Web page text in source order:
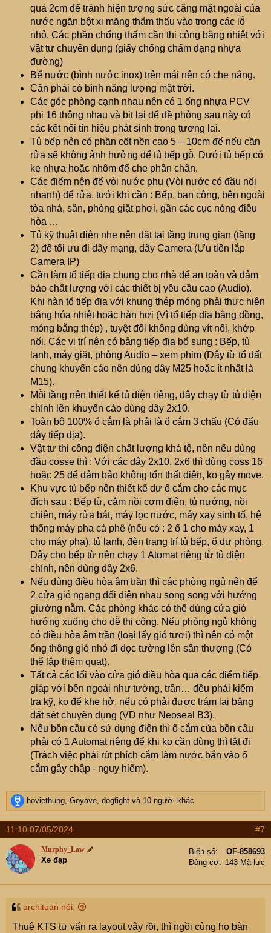
quá 2cm để tránh hiện tượng sức căng mặt ngoài của
nước ngăn bột xi măng thẩm thấu vào trong các lỗ
nhỏ. Các phần chống thấm cần thi công bằng nhiệt với
vật tư chuyên dụng (giấy chống chấm dạng nhựa
đường)
Bể nước (bình nước inox) trên mái nên có che nắng.
Cần phải có bình năng lượng mặt trời.
Các góc phòng cạnh nhau nên có 1 ống nhựa PCV
phi 16 thông nhau và bịt lại để đề phòng sau này có
các kết nối tín hiệu phát sinh trong tương lai.
Tủ bếp nên có phần cốt nền cao 5 – 10cm để nếu cần
rửa sẽ không ảnh hưởng để tủ bếp gỗ. Dưới tủ bếp có
ke nhựa hoặc nhôm để che phần chân.
Các điểm nên để vòi nước phụ (Vòi nước có đầu nối
nhanh) để rửa, tưới khi cần : Bếp, ban công, bên ngoài
tòa nhà, sân, phòng giặt phơi, gần các cục nóng điều
hòa …
Tủ kỹ thuật điện nhẹ nên đặt tại tầng trung gian (tầng
2) để tối ưu đi dây mạng, dây Camera (Ưu tiên lắp
Camera IP)
Cần làm tổ tiếp địa chung cho nhà để an toàn và đảm
bảo chất lượng với các thiết bị yêu cầu cao (Audio).
Khi hàn tổ tiếp địa với khung thép móng phải thực hiện
bằng hóa nhiệt hoặc hàn hơi (Vì tổ tiếp địa bằng đồng,
móng bằng thép) , tuyệt đối không dùng vít nối, khớp
nối. Các vị trí nên có bảng tiếp địa bổ sung : Bếp, tủ
lạnh, máy giặt, phòng Audio – xem phim (Dây từ tổ đất
chung khuyến cáo nên dùng dây M25 hoặc ít nhất là
M15).
Mỗi tầng nên thiết kế tủ điện riêng, dây chạy từ tủ điện
chính lên khuyến cáo dùng dây 2x10.
Toàn bộ 100% ổ cắm là phải là ổ cắm 3 chấu (Có đấu
dây tiếp địa).
Vật tư thi công điện chất lượng khá tệ, nên nếu dùng
đầu cosse thì : Với các dây 2x10, 2x6 thì dùng coss 16
hoặc 25 để đảm bảo không tổn thất điện, ko gây move.
Khu vực tủ bếp nên thiết kế dư ổ cắm cho các mục
đích sau : Bếp từ, cắm nồi cơm điện, tủ nướng, nồi
chiên, máy rửa bát, máy lọc nước, máy xay sinh tố, hệ
thống máy pha cà phê (nếu có : 2 ổ 1 cho máy xay, 1
cho máy pha), tủ lạnh, đèn trang trí tủ bếp, ổ dự phòng.
Dây cho bếp từ nên chạy 1 Atomat riêng từ tủ điện
chính, nên dùng dây 2x6.
Nếu dùng điều hòa âm trần thì các phòng ngủ nên để
2 cửa gió ngang đối diện nhau song song với hướng
giường nằm. Các phòng khác có thể dùng cửa gió
hướng xuống cho dễ thi công. Nếu phòng ngủ không
có điều hòa âm trần (loại lấy gió tươi) thì nên có một
ống thông gió nhỏ đi dọc tường lên sân thượng (Có
thể lắp thêm quạt).
Tất cả các lối vào cửa gió điều hòa qua các điểm tiếp
giáp với bên ngoài như tường, trần… đều phải kiểm
tra kỹ, ko để khe hở, nếu có phải được trám lại bằng
đất sét chuyên dụng (VD như Neoseal B3).
Nếu bồn cầu có sử dụng điện thì ổ cắm của bồn cầu
phải có 1 Automat riêng để khi ko cần dùng thì tắt đi
(Trách việc phải rút phích cắm làm nước bắn vào ổ
cắm gây chập - nguy hiểm).
R
e
a
c
t
i
o
s
hoviethung, Goyave, dogfight và 10 người khác
11:10 07/05/2024 #7
Murphy_Law
Xe đạp
Biển số
OF-858693
Động cơ
143 Mã lực
archituan nói:
Thuê KTS tư vấn ra layout vậy rồi, thì ngồi cùng họ bàn